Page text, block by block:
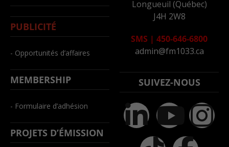
PUBLICITÉ
- Opportunités d’affaires
MEMBERSHIP
- Formulaire d’adhésion
PROJETS D’ÉMISSION
Longueuil (Québec)
J4H 2W8
SMS | 450-646-6800
admin@fm1033.ca
SUIVEZ-NOUS